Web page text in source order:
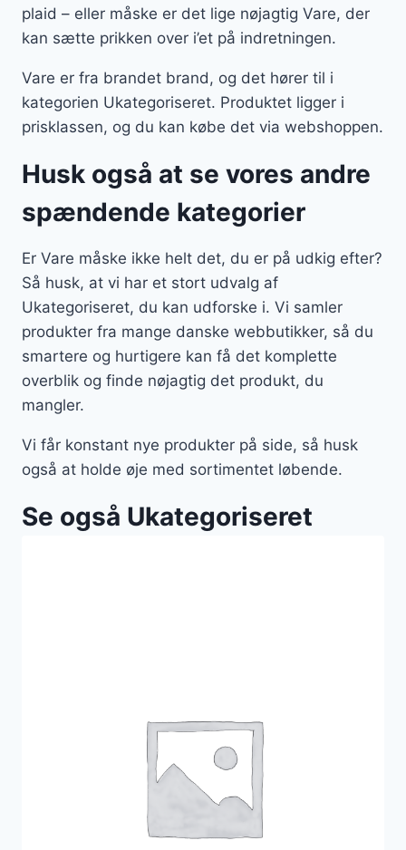
plaid – eller måske er det lige nøjagtig Vare, der
kan sætte prikken over i’et på indretningen.
Vare er fra brandet brand, og det hører til i
kategorien Ukategoriseret. Produktet ligger i
prisklassen, og du kan købe det via webshoppen.
Husk også at se vores andre
spændende kategorier
Er Vare måske ikke helt det, du er på udkig efter?
Så husk, at vi har et stort udvalg af
Ukategoriseret, du kan udforske i. Vi samler
produkter fra mange danske webbutikker, så du
smartere og hurtigere kan få det komplette
overblik og finde nøjagtig det produkt, du
mangler.
Vi får konstant nye produkter på side, så husk
også at holde øje med sortimentet løbende.
Se også Ukategoriseret